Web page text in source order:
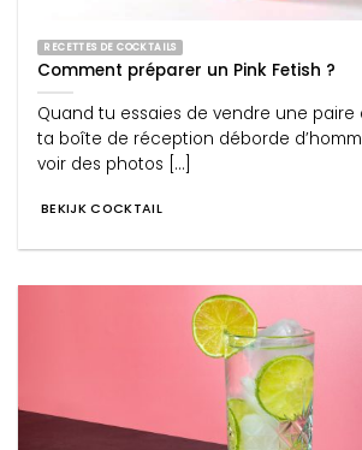
RECETTES DE COCKTAILS
Comment préparer un Pink Fetish ?
Quand tu essaies de vendre une paire
ta boîte de réception déborde
voir des photos [...]
BEKIJK COCKTAIL